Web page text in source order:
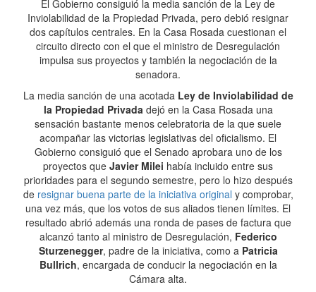
El Gobierno consiguió la media sanción de la Ley de
Inviolabilidad de la Propiedad Privada, pero debió resignar
dos capítulos centrales. En la Casa Rosada cuestionan el
circuito directo con el que el ministro de Desregulación
impulsa sus proyectos y también la negociación de la
senadora.
La media sanción de una acotada Ley de Inviolabilidad de
la Propiedad Privadadejó en la Casa Rosada una
sensación bastante menos celebratoria de la que suele
acompañar las victorias legislativas del oficialismo. El
Gobierno consiguió que el Senado aprobara uno de los
proyectos que Javier Milei había incluido entre sus
prioridades para el segundo semestre, pero lo hizo después
de resignar buena parte de la iniciativa original y comprobar,
una vez más, que los votos de sus aliados tienen límites. El
resultado abrió además una ronda de pases de factura que
alcanzó tanto al ministro de Desregulación, Federico
Sturzenegger, padre de la iniciativa, como a Patricia
Bullrich, encargada de conducir la negociación en la
Cámara alta.